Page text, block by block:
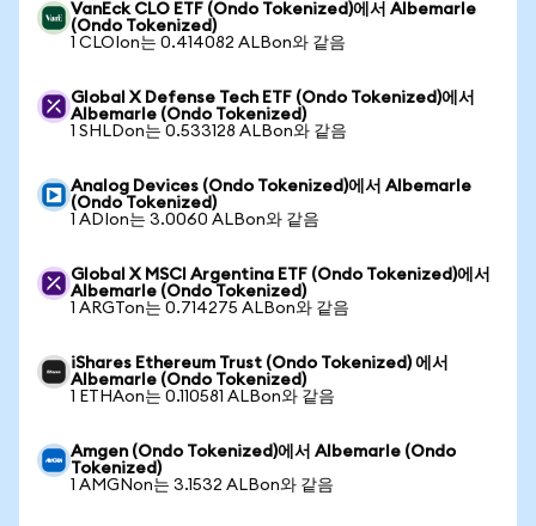
VanEck CLO ETF (Ondo Tokenized)에서 Albemarle
(Ondo Tokenized)
1 CLOIon는 0.414082 ALBon와 같음
Global X Defense Tech ETF (Ondo Tokenized)에서
Albemarle (Ondo Tokenized)
1 SHLDon는 0.533128 ALBon와 같음
Analog Devices (Ondo Tokenized)에서 Albemarle
(Ondo Tokenized)
1 ADIon는 3.0060 ALBon와 같음
Global X MSCI Argentina ETF (Ondo Tokenized)에서
Albemarle (Ondo Tokenized)
1 ARGTon는 0.714275 ALBon와 같음
iShares Ethereum Trust (Ondo Tokenized) 에서
Albemarle (Ondo Tokenized)
1 ETHAon는 0.110581 ALBon와 같음
Amgen (Ondo Tokenized)에서 Albemarle (Ondo
Tokenized)
1 AMGNon는 3.1532 ALBon와 같음